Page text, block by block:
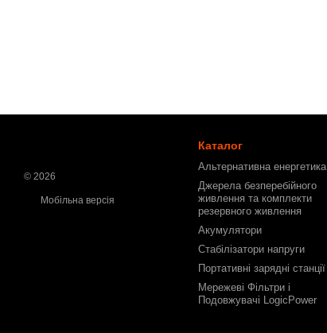
© 2026
Мобільна версія
Каталог
Альтернативна енергетика
Джерела безперебійного
живлення та комплекти
резервного живлення
Акумулятори
Стабілізатори напруги
Портативні зарядні станції
Мережеві Фільтри і
Подовжувачі LogicPower